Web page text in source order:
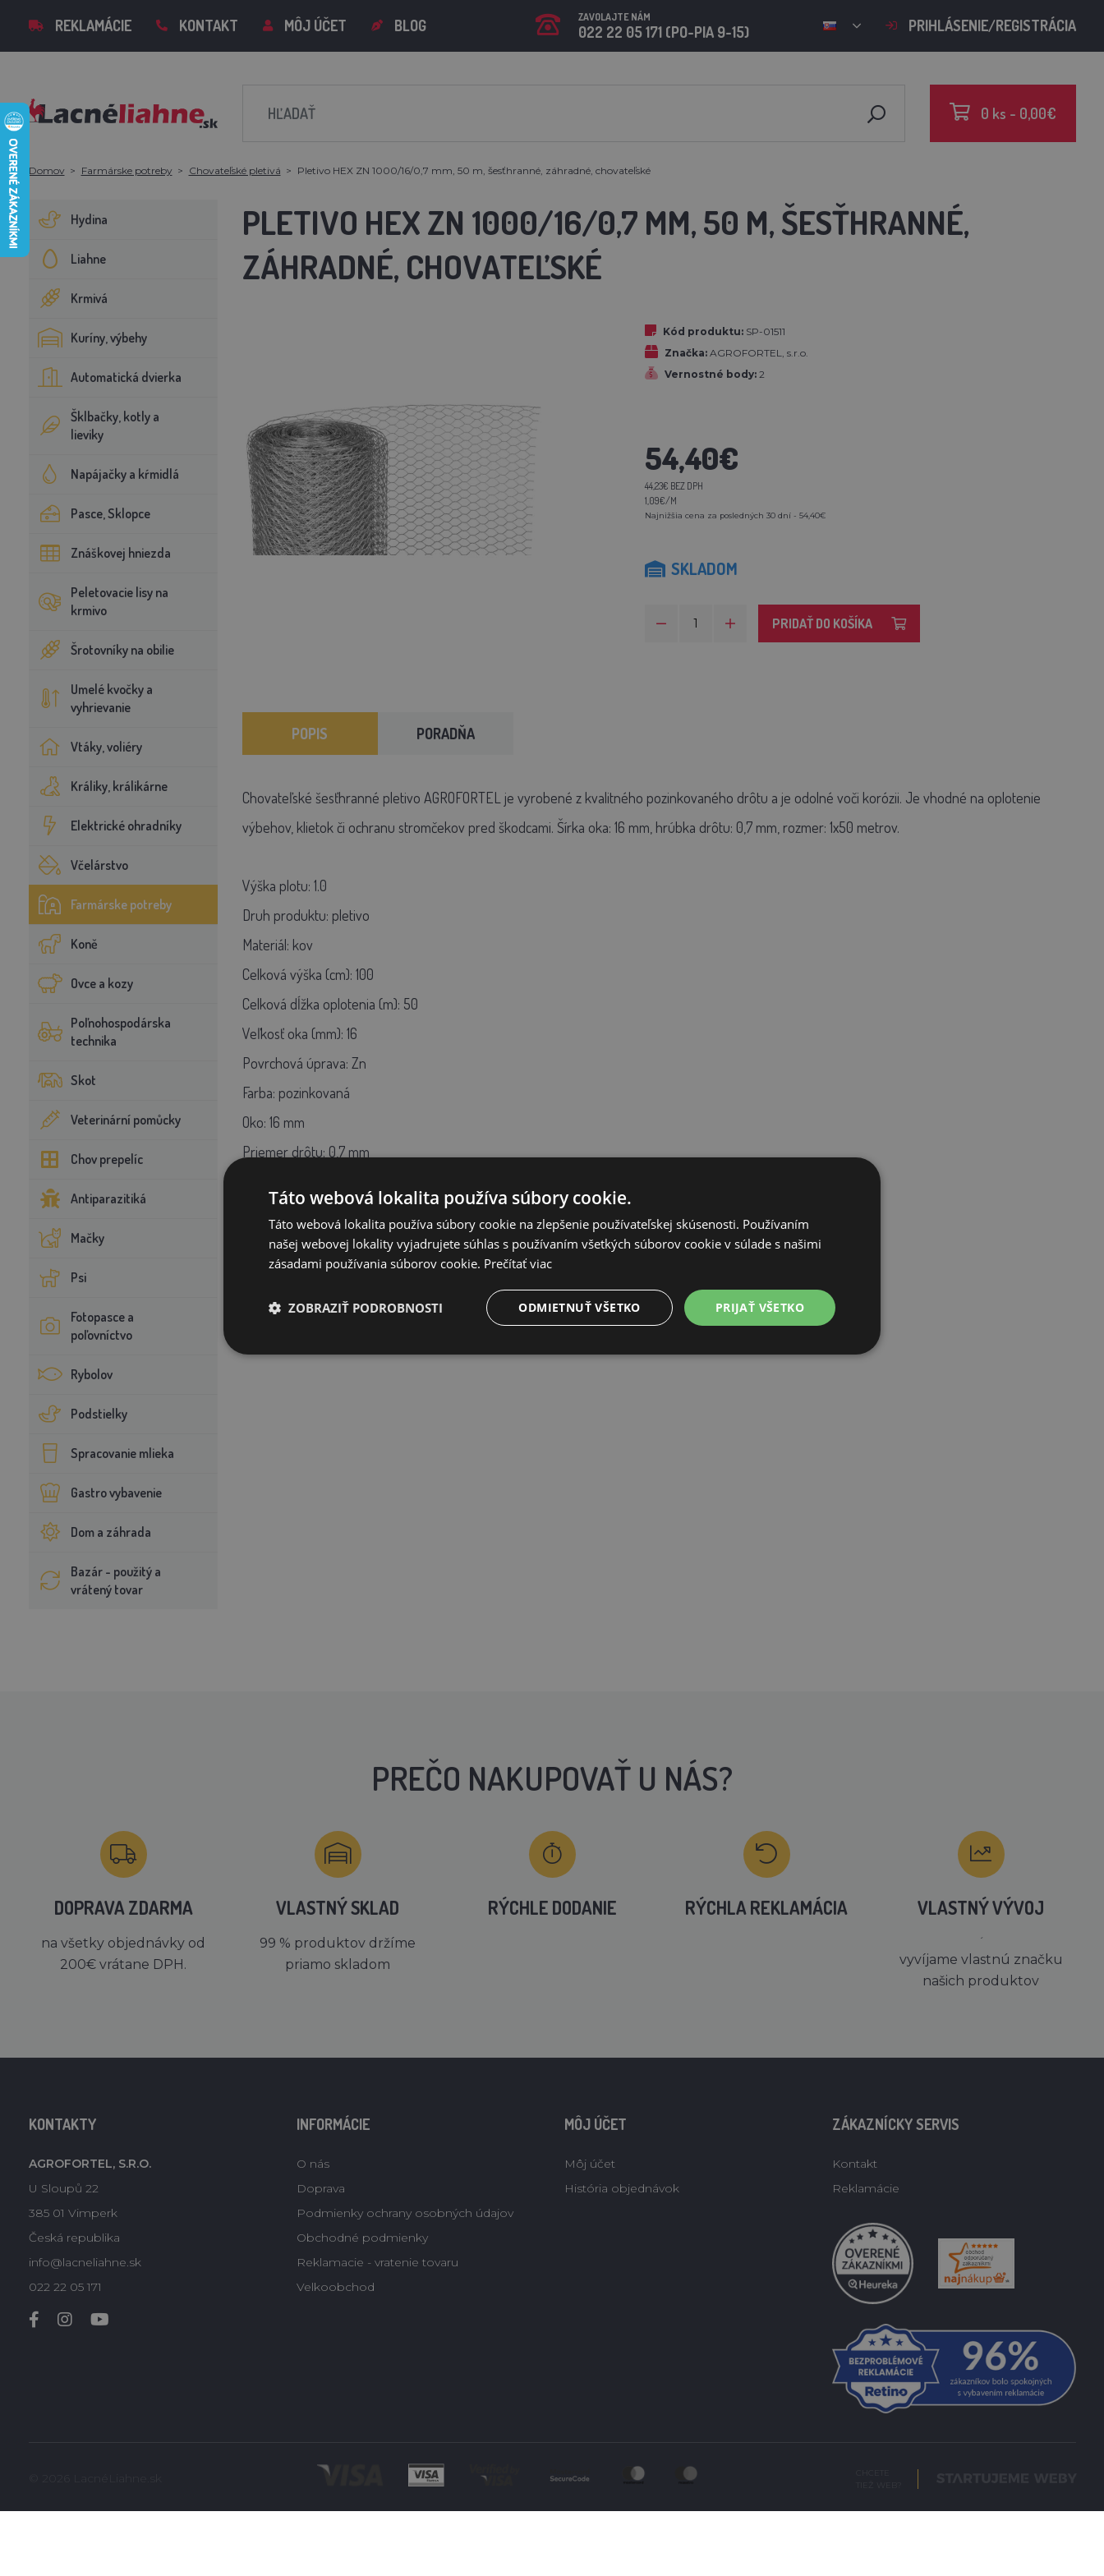
REKLAMÁCIE KONTAKT MÔJ ÚČET BLOG ZAVOLAJTE NÁM
022 22 05 171 (PO-PIA 9-15) PRIHLÁSENIE/REGISTRÁCIA
0 ks - 0,00€
Domov Farmárske potreby Chovateľské pletivá Pletivo HEX ZN 1000/16/0,7 mm, 50 m, šesťhranné, záhradné, chovateľské
Hydina
Liahne
Krmivá
Kuríny, výbehy
Automatická dvierka
Šklbačky, kotly a
lieviky
Napájačky a kŕmidlá
Pasce, Sklopce
Znáškovej hniezda
Peletovacie lisy na
krmivo
Šrotovníky na obilie
Umelé kvočky a
vyhrievanie
Vtáky, voliéry
Králiky, králikárne
Elektrické ohradníky
Včelárstvo
Farmárske potreby
Koně
Ovce a kozy
Poľnohospodárska
technika
Skot
Veterinární pomůcky
Chov prepelíc
Antiparazitiká
Mačky
Psi
Fotopasce a
poľovníctvo
Rybolov
Podstielky
Spracovanie mlieka
Gastro vybavenie
Dom a záhrada
Bazár - použitý a
vrátený tovar
PLETIVO HEX ZN 1000/16/0,7 MM, 50 M, ŠESŤHRANNÉ,
ZÁHRADNÉ, CHOVATEĽSKÉ
Kód produktu: SP-01511
Značka: AGROFORTEL, s.r.o.
Vernostné body: 2
54,40€
44,23€ BEZ DPH
1,09€/M
Najnižšia cena za posledných 30 dní - 54,40€
SKLADOM
PRIDAŤ DO KOŠÍKA
POPIS PORADŇA
Chovateľské šesťhranné pletivo AGROFORTEL je vyrobené z kvalitného pozinkovaného drôtu a je odolné voči korózii. Je vhodné na oplotenie
výbehov, klietok či ochranu stromčekov pred škodcami. Šírka oka: 16 mm, hrúbka drôtu: 0,7 mm, rozmer: 1x50 metrov.
Výška plotu: 1.0
Druh produktu: pletivo
Materiál: kov
Celková výška (cm): 100
Celková dĺžka oplotenia (m): 50
Veľkosť oka (mm): 16
Povrchová úprava: Zn
Farba: pozinkovaná
Oko: 16 mm
Priemer drôtu: 0,7 mm
PREČO NAKUPOVAŤ U NÁS?
DOPRAVA ZDARMA
na všetky objednávky od
200€ vrátane DPH.
VLASTNÝ SKLAD
99 % produktov držíme
priamo skladom
RÝCHLE DODANIE RÝCHLA REKLAMÁCIA VLASTNÝ VÝVOJ
´
vyvíjame vlastnú značku
našich produktov
KONTAKTY
AGROFORTEL, S.R.O.
U Sloupů 22
385 01 Vimperk
Česká republika
info@lacneliahne.sk
022 22 05 171
INFORMÁCIE
O nás
Doprava
Podmienky ochrany osobných údajov
Obchodné podmienky
Reklamacie - vratenie tovaru
Velkoobchod
MÔJ ÚČET
Môj účet
História objednávok
ZÁKAZNÍCKY SERVIS
Kontakt
Reklamácie
Táto webová lokalita používa súbory cookie.
Táto webová lokalita používa súbory cookie na zlepšenie používateľskej skúsenosti. Používaním
našej webovej lokality vyjadrujete súhlas s používaním všetkých súborov cookie v súlade s našimi
zásadami používania súborov cookie. Prečítať viac
PRIJAŤ VŠETKO
ODMIETNUŤ VŠETKO
ZOBRAZIŤ PODROBNOSTI